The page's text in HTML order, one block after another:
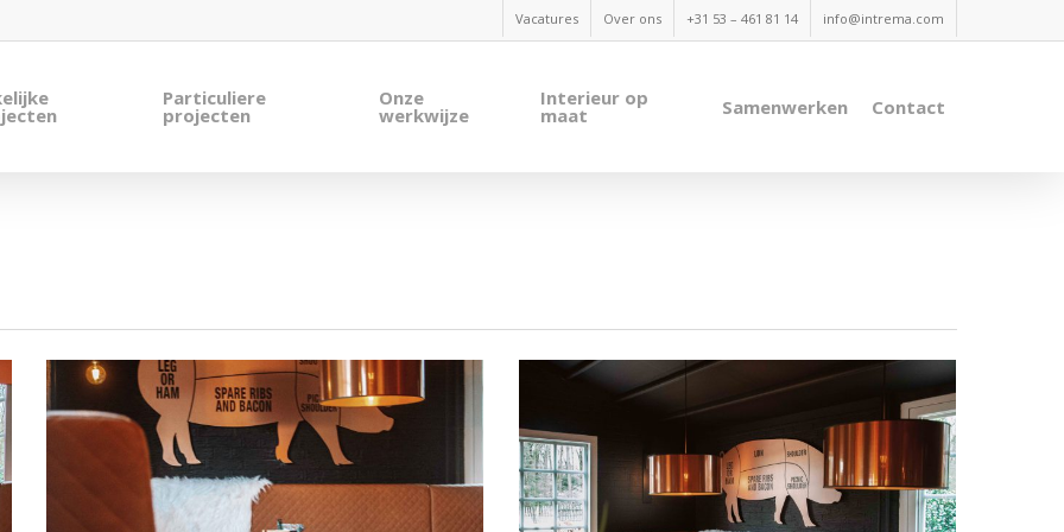
Vacatures Over ons +31 53 – 461 81 14 info@intrema.com
Particuliere
projecten
Onze
werkwijze
Interieur op
maat Samenwerken Contact